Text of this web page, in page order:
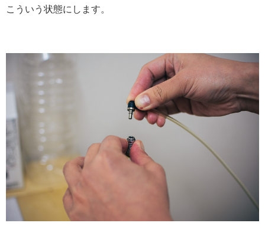
こういう状態にします。